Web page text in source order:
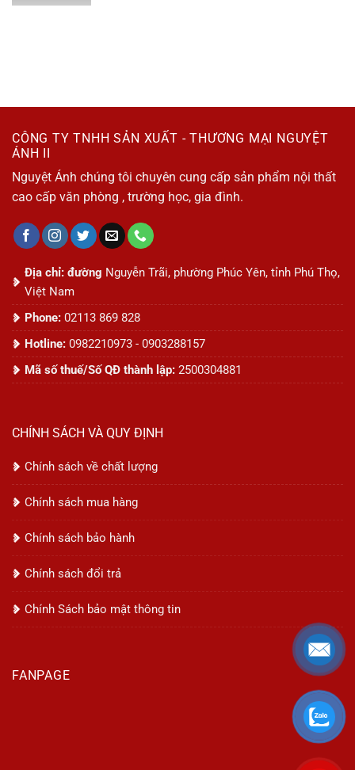
CÔNG TY TNHH SẢN XUẤT - THƯƠNG MẠI NGUYỆT
ÁNH II
Nguyệt Ánh chúng tôi chuyên cung cấp sản phẩm nội thất
cao cấp văn phòng , trường học, gia đình.
Địa chỉ: đường Nguyễn Trãi, phường Phúc Yên, tỉnh Phú Thọ,
Việt Nam
Phone: 02113 869 828
Hotline: 0982210973 - 0903288157
Mã số thuế/Số QĐ thành lập: 2500304881
CHÍNH SÁCH VÀ QUY ĐỊNH
Chính sách về chất lượng
Chính sách mua hàng
Chính sách bảo hành
Chính sách đổi trả
Chính Sách bảo mật thông tin
FANPAGE